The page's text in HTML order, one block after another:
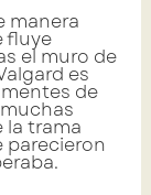
manera
fluye
el muro de
es
de
la trama
parecieron